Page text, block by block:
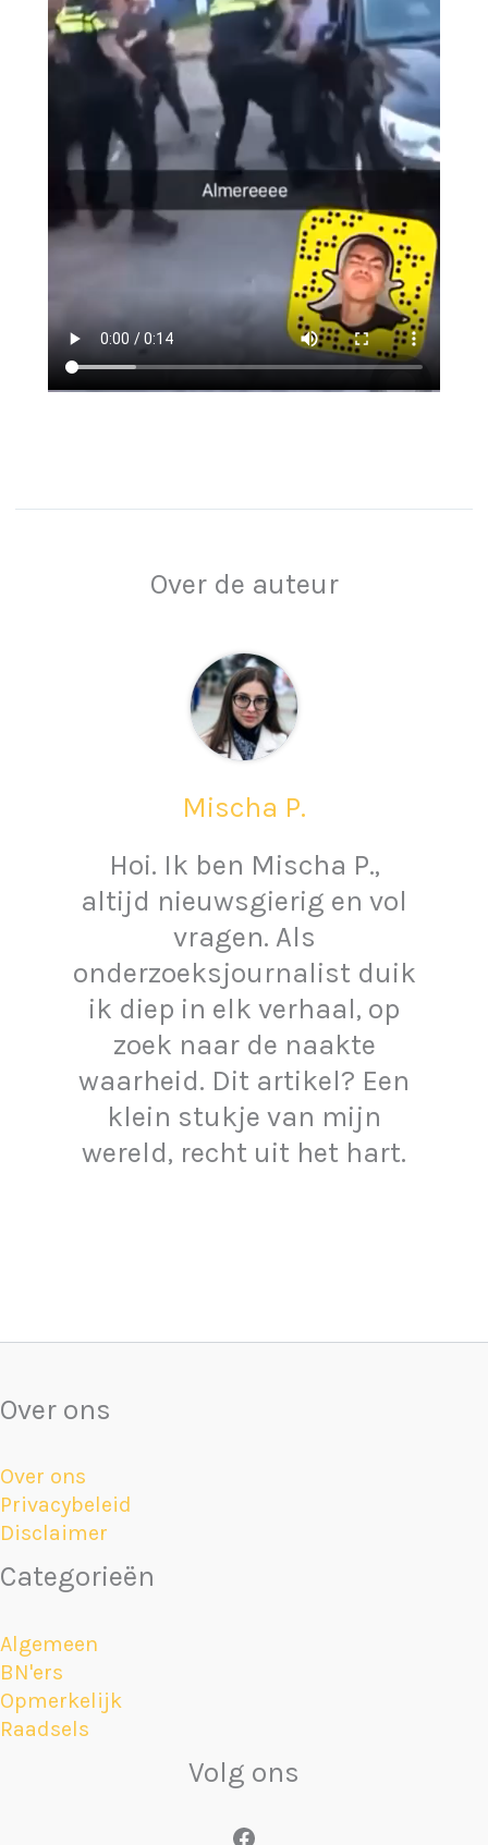
Over de auteur
Mischa P.
Hoi. Ik ben Mischa P.,
altijd nieuwsgierig en vol
vragen. Als
onderzoeksjournalist duik
ik diep in elk verhaal, op
zoek naar de naakte
waarheid. Dit artikel? Een
klein stukje van mijn
wereld, recht uit het hart.
Over ons
Over ons
Privacybeleid
Disclaimer
Categorieën
Algemeen
BN'ers
Opmerkelijk
Raadsels
Volg ons
Facebook